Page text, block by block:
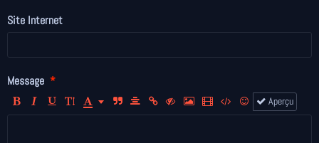
Site Internet
Message
Aperçu